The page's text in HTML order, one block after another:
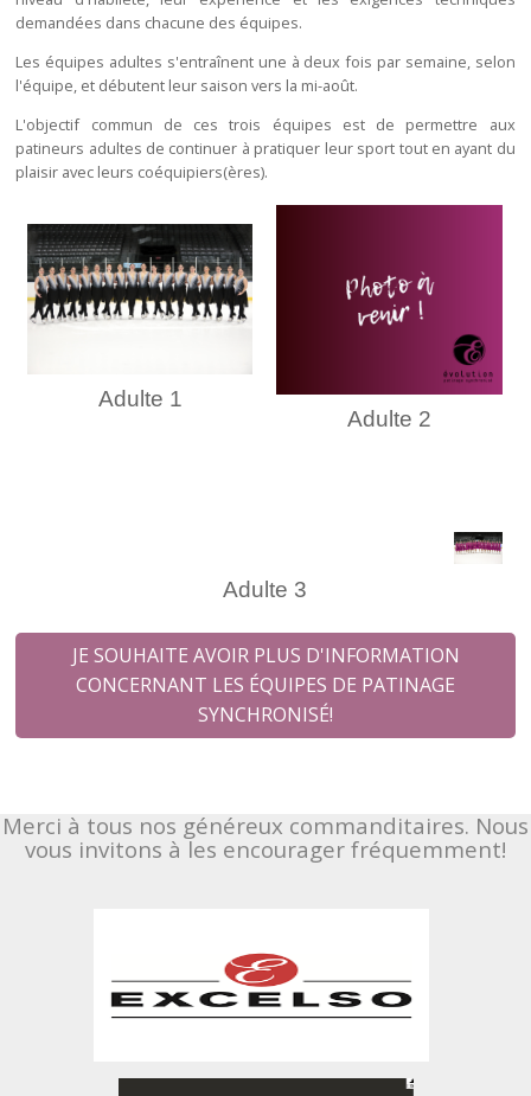
demandées dans chacune des équipes.
Les équipes adultes s'entraînent une à deux fois par semaine, selon
l'équipe, et débutent leur saison vers la mi-août.
L'objectif commun de ces trois équipes est de permettre aux
patineurs adultes de continuer à pratiquer leur sport tout en ayant du
plaisir avec leurs coéquipiers(ères).
Adulte 1
Adulte 2
Adulte 3
JE SOUHAITE AVOIR PLUS D'INFORMATION
CONCERNANT LES ÉQUIPES DE PATINAGE
SYNCHRONISÉ!
Merci à tous nos généreux commanditaires. Nous
vous invitons à les encourager fréquemment!